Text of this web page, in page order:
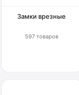
Замки врезные
597 товаров